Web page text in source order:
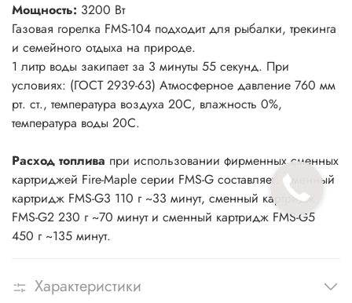
Мощность: 3200 Вт
Газовая горелка FMS-104 подходит для рыбалки, трекинга
и семейного отдыха на природе.
1 литр воды закипает за 3 минуты 55 секунд. При
условиях: (ГОСТ 2939-63) Атмосферное давление 760 мм
рт. ст., температура воздуха 20С, влажность 0%,
температура воды 20С.
Расход топлива при использовании фирменных сменных
картриджей Fire-Maple серии FMS-G составляет: Сменный
картридж FMS-G3 110 г ~33 минут, сменный картридж
FMS-G2 230 г ~70 минут и сменный картридж FMS-G5
450 г ~135 минут.
Характеристики